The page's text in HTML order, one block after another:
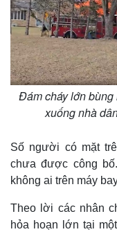
Đám cháy lớn bùng
xuống nhà
Số người có mặt
chưa được công
không ai trên máy
Theo lời các nhân
hỏa hoạn lớn tại